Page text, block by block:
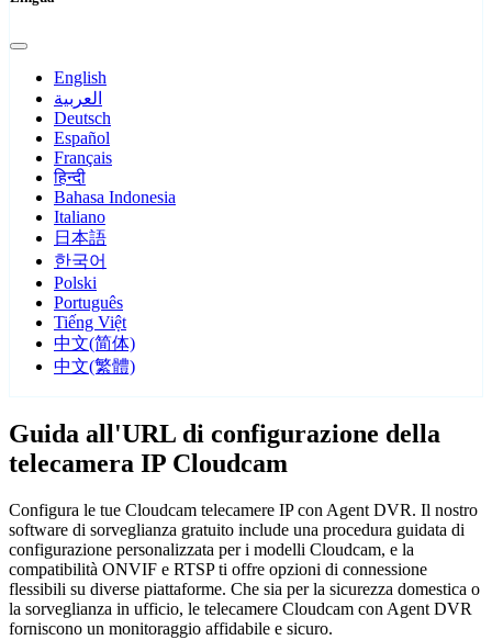
English
العربية
Deutsch
Español
Français
हिन्दी
Bahasa Indonesia
Italiano
日本語
한국어
Polski
Português
Tiếng Việt
中文(简体)
中文(繁體)
Guida all'URL di configurazione della
telecamera IP Cloudcam
Configura le tue Cloudcam telecamere IP con Agent DVR. Il nostro
software di sorveglianza gratuito include una procedura guidata di
configurazione personalizzata per i modelli Cloudcam, e la
compatibilità ONVIF e RTSP ti offre opzioni di connessione
flessibili su diverse piattaforme. Che sia per la sicurezza domestica o
la sorveglianza in ufficio, le telecamere Cloudcam con Agent DVR
forniscono un monitoraggio affidabile e sicuro.